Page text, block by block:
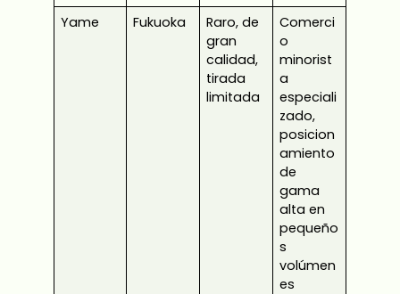
Yame
Fukuoka
Raro, de
gran
calidad,
tirada
limitada
Comerci
o
minorist
a
especiali
zado,
posicion
amiento
de
gama
alta en
pequeño
s
volúmen
es